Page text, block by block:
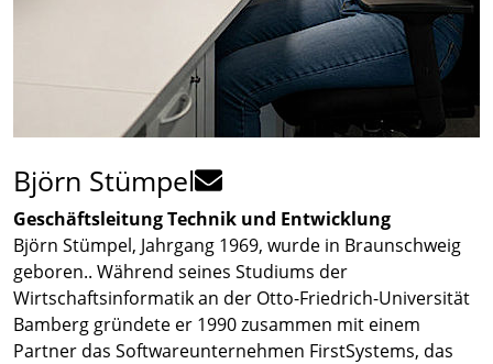
Björn Stümpel
Geschäftsleitung Technik und Entwicklung
Björn Stümpel, Jahrgang 1969, wurde in Braunschweig
geboren.. Während seines Studiums der
Wirtschaftsinformatik an der Otto-Friedrich-Universität
Bamberg gründete er 1990 zusammen mit einem
Partner das Softwareunternehmen FirstSystems, das